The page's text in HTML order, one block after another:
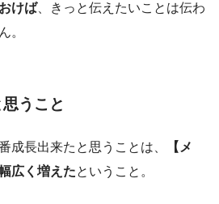
けば、きっと伝えたいことは伝わ
。
うこと
成長出来たと思うことは、
【メ
広く増えたということ。